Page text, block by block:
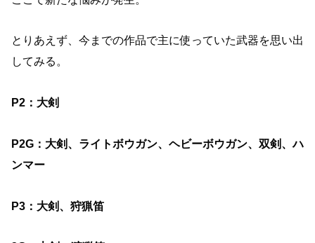
とりあえず、今までの作品で主に使っていた武器を思い出
してみる。
P2：大剣
P2G：大剣、ライトボウガン、ヘビーボウガン、双剣、ハ
ンマー
P3：大剣、狩猟笛